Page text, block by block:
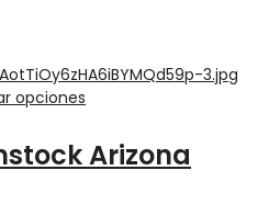
opciones
Arizona